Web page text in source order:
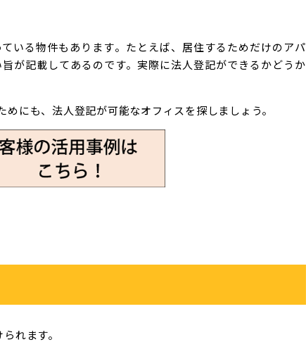
いる物件もあります。たとえば、居住するためだけのアパ
が記載してあるのです。実際に法人登記ができるかどうか
にも、法人登記が可能なオフィスを探しましょう。
れます。